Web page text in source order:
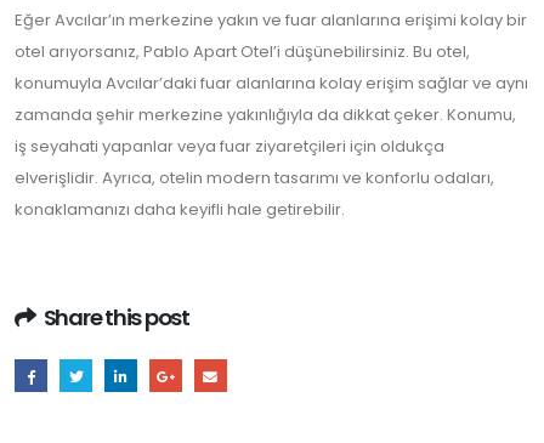
Eğer Avcılar’ın merkezine yakın ve fuar alanlarına erişimi kolay bir
otel arıyorsanız, Pablo Apart Otel’i düşünebilirsiniz. Bu otel,
konumuyla Avcılar’daki fuar alanlarına kolay erişim sağlar ve aynı
zamanda şehir merkezine yakınlığıyla da dikkat çeker. Konumu,
iş seyahati yapanlar veya fuar ziyaretçileri için oldukça
elverişlidir. Ayrıca, otelin modern tasarımı ve konforlu odaları,
konaklamanızı daha keyifli hale getirebilir.
Share this post